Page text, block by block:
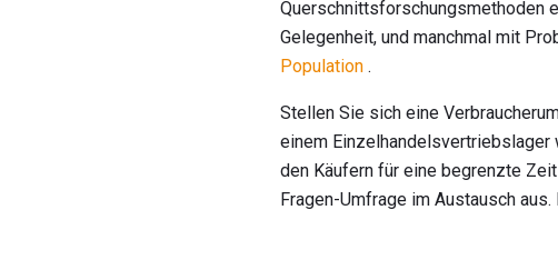
Querschnittsforschungsmethoden
Gelegenheit, und manchmal mit
Population .
Stellen Sie sich eine
einem
den Käufern für eine begrenzte
Fragen-Umfrage im Austausch